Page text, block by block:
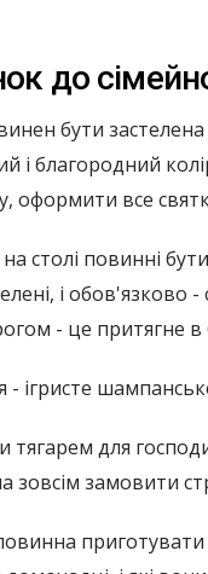
до
бути
і благородний
оформити все
столі повинні
і
- це притягне в
- ігристе
для
замовити
приготувати